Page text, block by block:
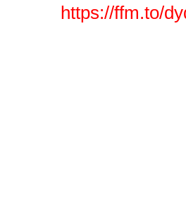
https://ffm.to/